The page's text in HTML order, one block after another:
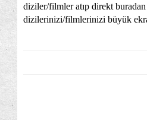
diziler/filmler atıp direkt buradan
dizilerinizi/filmlerinizi büyük